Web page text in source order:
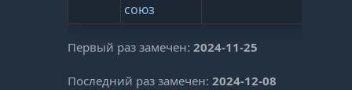
союз
Первый раз замечен:2024-11-25
Последний раз замечен:2024-12-08